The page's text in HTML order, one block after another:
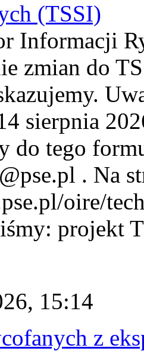
(TSSI)
Informacji
zmian do
sierpnia
do tego
. Na
oire/
projekt
15:14
z